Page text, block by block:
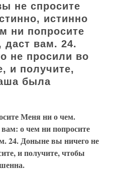
не спросите
истинно
ни попросите
вам. 24.
не просили во
и получите,
была
Меня ни о чем.
о чем ни попросите
24. Доныне вы ничего не
и получите, чтобы